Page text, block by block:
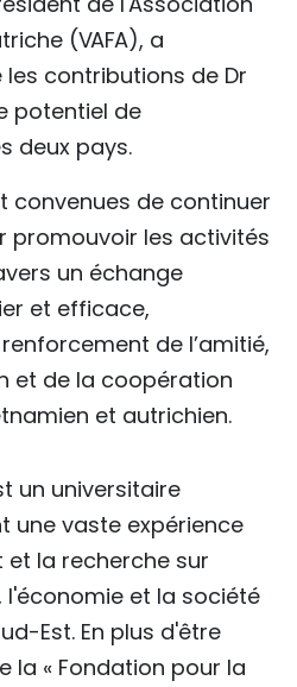
(VAFA), a
contributions de Dr
potentiel de
deux pays.
convenues de continuer
promouvoir les activités
un échange
et efficace,
de l’amitié,
et de la coopération
et autrichien.
un universitaire
une vaste expérience
et la recherche sur
l'économie et la société
Est. En plus d'être
la « Fondation pour la